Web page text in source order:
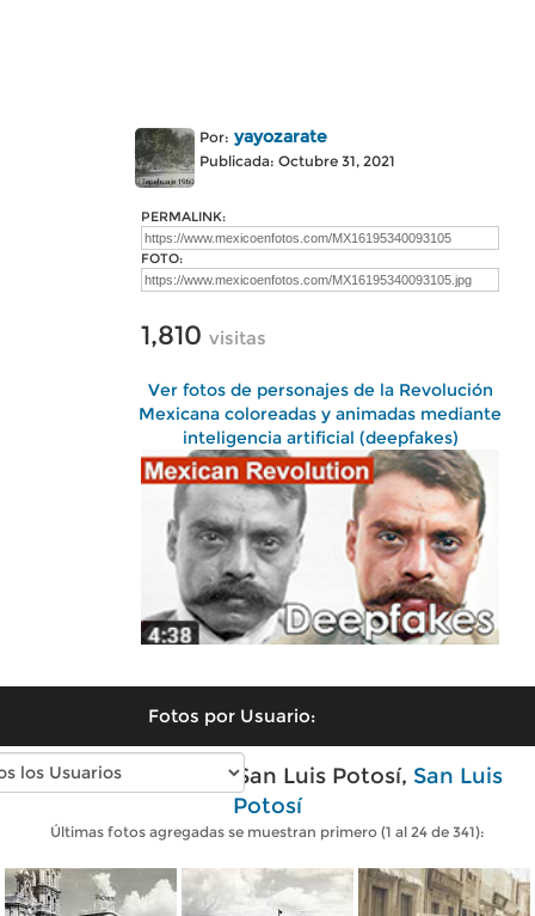
Por: yayozarate
Publicada: Octubre 31, 2021
PERMALINK:
FOTO:
1,810 visitas
Ver fotos de personajes de la Revolución
Mexicana coloreadas y animadas mediante
inteligencia artificial (deepfakes)
Fotos por Usuario:
Fotos antiguas de San Luis Potosí, San Luis
Potosí
Últimas fotos agregadas se muestran primero (1 al 24 de 341):